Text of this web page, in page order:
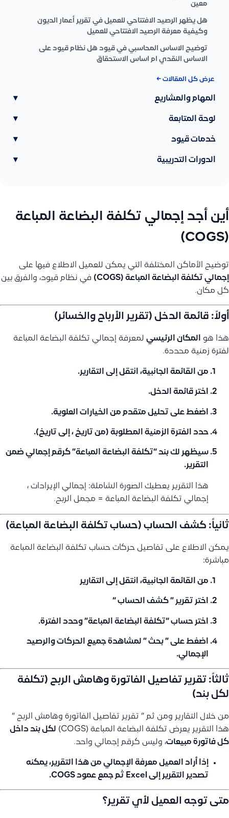
معين
هل يظهر الرصيد الافتتاحي للعميل في تقرير أعمار الديون
وكيفية معرفة الرصيد الافتتاحي للعميل
توضيح الاساس المحاسبي في قيود هل نظام قيود على
الاساس النقدي ام اساس الاستحقاق
عرض كل المقالات ←
المهام والمشاريع ▾
لوحة المتابعة ▾
خدمات قيود ▾
الدورات التدريبية ▾
أين أجد إجمالي تكلفة البضاعة المباعة
(COGS)
توضيح الأماكن المختلفة التي يمكن للعميل الاطلاع فيها على
إجمالي تكلفة البضاعة المباعة (COGS)
في نظام قيود، والفرق بين
كل مكان.
أولاً: قائمة الدخل (تقرير الأرباح والخسائر)
هذا هو المكان الرئيسي لمعرفة إجمالي تكلفة البضاعة المباعة
لفترة زمنية محددة.
من القائمة الجانبية، انتقل إلى التقارير.
اختر قائمة الدخل.
اضغط على تحليل متقدم من الخيارات العلوية.
حدد الفترة الزمنية المطلوبة (من تاريخ ، إلى تاريخ).
سيظهر لك بند “تكلفة البضاعة المباعة” كرقم إجمالي ضمن
التقرير.
هذا التقرير يعطيك الصورة الشاملة: إجمالي الإيرادات ،
إجمالي تكلفة البضاعة المباعة = مجمل الربح.
ثانياً: كشف الحساب (حساب تكلفة البضاعة المباعة)
يمكن الاطلاع على تفاصيل حركات حساب تكلفة البضاعة المباعة
مباشرة:
من القائمة الجانبية، انتقل إلى التقارير
اختر تقرير ” كشف الحساب “
اختر حساب “تكلفة البضاعة المباعة” وحدد الفترة.
اضغط على ” بحث ” لمشاهدة جميع الحركات والرصيد
الإجمالي.
ثالثاً: تقرير تفاصيل الفاتورة وهامش الربح (تكلفة
لكل بند)
من خلال التقارير ومن ثم ” تقرير تفاصيل الفاتورة وهامش الربح ”
هذا التقرير يعرض تكلفة البضاعة المباعة (COGS)
لكل بند داخل
كل فاتورة مبيعات، وليس كرقم إجمالي واحد.
إذا أراد العميل معرفة الإجمالي من هذا التقرير، يمكنه
تصدير التقرير إلى Excel
ثم جمع عمود COGS.
متى توجه العميل لأي تقرير؟